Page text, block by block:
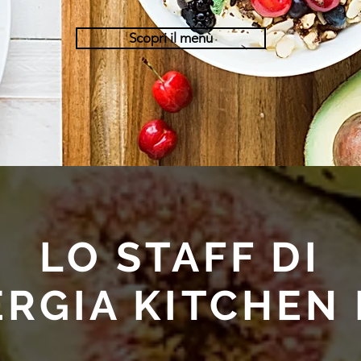
Scopri il menù
LO STAFF DI
KITCHEN